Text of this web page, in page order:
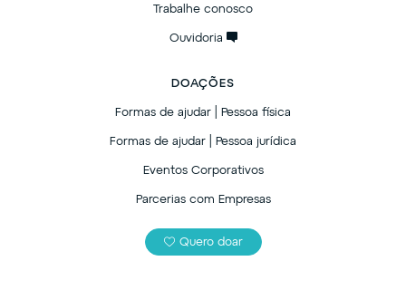
Trabalhe conosco
Ouvidoria
DOAÇÕES
Formas de ajudar | Pessoa física
Formas de ajudar | Pessoa jurídica
Eventos Corporativos
Parcerias com Empresas
Quero doar